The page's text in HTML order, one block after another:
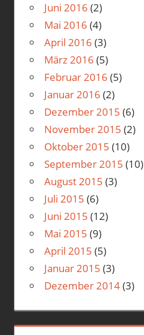
Juni 2016 (2)
Mai 2016 (4)
April 2016 (3)
März 2016 (5)
Februar 2016 (5)
Januar 2016 (2)
Dezember 2015 (6)
November 2015 (2)
Oktober 2015 (10)
September 2015 (10)
August 2015 (3)
Juli 2015 (6)
Juni 2015 (12)
Mai 2015 (9)
April 2015 (5)
Januar 2015 (3)
Dezember 2014(3)